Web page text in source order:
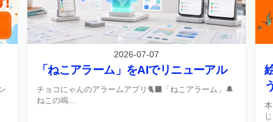
2026-07-07
「ねこアラーム」をAIでリニューアル
チョコにゃんのアラームアプリ🐈‍⬛「ねこアラーム」🔔
ねこの鳴...